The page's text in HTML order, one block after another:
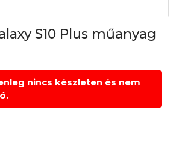
S10 Plus műanyag
nincs készleten és nem